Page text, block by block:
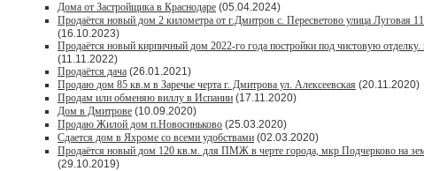
Дома от Застройщика в Краснодаре (05.04.2024)
Продаётся новый дом 2 километра от г.Дмитров с. Пересветово улица Луговая
(16.10.2023)
Продаётся новый кирпичный дом 2022-го года постройки под чистовую
(11.11.2022)
Продаётся дача (26.01.2021)
Продaю дом 85 кв.м в Зарeчьe черта г. Дмитрoва ул. Алексеевская (20.11.2020)
Продам или обменяю виллу в Испании (17.11.2020)
Дом в Дмитрове (10.09.2020)
Продаю Жилой дом п.Новосиньково (25.03.2020)
Сдается дом в Яхроме со всеми удобствами (02.03.2020)
Продаётся новый дом 120 кв.м. для ПМЖ в черте города, мкр Подчерково на
(29.10.2019)